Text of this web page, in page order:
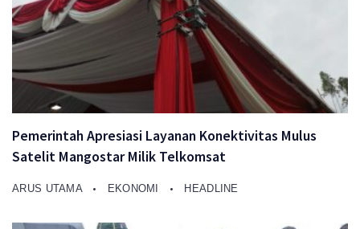
Pemerintah Apresiasi Layanan Konektivitas Mulus
Satelit Mangostar Milik Telkomsat
ARUS UTAMA EKONOMI HEADLINE